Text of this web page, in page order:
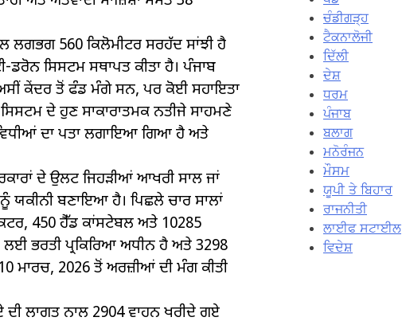
ਲਗਭਗ 560 ਕਿਲੋਮੀਟਰ ਸਰਹੱਦ ਸਾਂਝੀ ਹੈ
ਸਿਸਟਮ ਸਥਾਪਤ ਕੀਤਾ ਹੈ। ਪੰਜਾਬ
ਕੇਂਦਰ ਤੋਂ ਫੰਡ ਮੰਗੇ ਸਨ, ਪਰ ਕੋਈ ਸਹਾਇਤਾ
ਦੇ ਹੁਣ ਸਾਕਾਰਾਤਮਕ ਨਤੀਜੇ ਸਾਹਮਣੇ
ਦਾ ਪਤਾ ਲਗਾਇਆ ਗਿਆ ਹੈ ਅਤੇ
ਦੇ ਉਲਟ ਜਿਹੜੀਆਂ ਆਖਰੀ ਸਾਲ ਜਾਂ
ਯਕੀਨੀ ਬਣਾਇਆ ਹੈ। ਪਿਛਲੇ ਚਾਰ ਸਾਲਾਂ
450 ਹੈੱਡ ਕਾਂਸਟੇਬਲ ਅਤੇ 10285
ਲਈ ਭਰਤੀ ਪ੍ਰਕਿਰਿਆ ਅਧੀਨ ਹੈ ਅਤੇ 3298
ਮਾਰਚ, 2026 ਤੋਂ ਅਰਜ਼ੀਆਂ ਦੀ ਮੰਗ ਕੀਤੀ
ਲਾਗਤ ਨਾਲ 2904 ਵਾਹਨ ਖਰੀਦੇ ਗਏ
ਚੰਡੀਗੜ੍ਹ
ਟੈਕਨਾਲੋਜੀ
ਦਿੱਲੀ
ਦੇਸ਼
ਧਰਮ
ਪੰਜਾਬ
ਬਲਾਗ
ਮਨੋਰੰਜਨ
ਮੌਸਮ
ਯੂਪੀ ਤੇ ਬਿਹਾਰ
ਰਾਜਨੀਤੀ
ਲਾਈਫ ਸਟਾਈਲ
ਵਿਦੇਸ਼